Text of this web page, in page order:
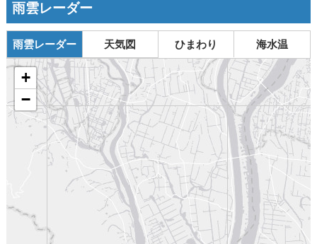
雨雲レーダー
雨雲レーダー 天気図 ひまわり 海水温
+
−